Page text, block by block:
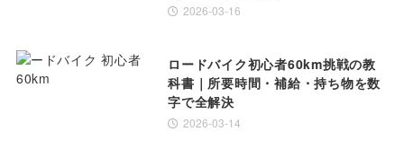
2026-03-16
ロードバイク初心者60km挑戦の教
科書｜所要時間・補給・持ち物を数
字で全解決
2026-03-14